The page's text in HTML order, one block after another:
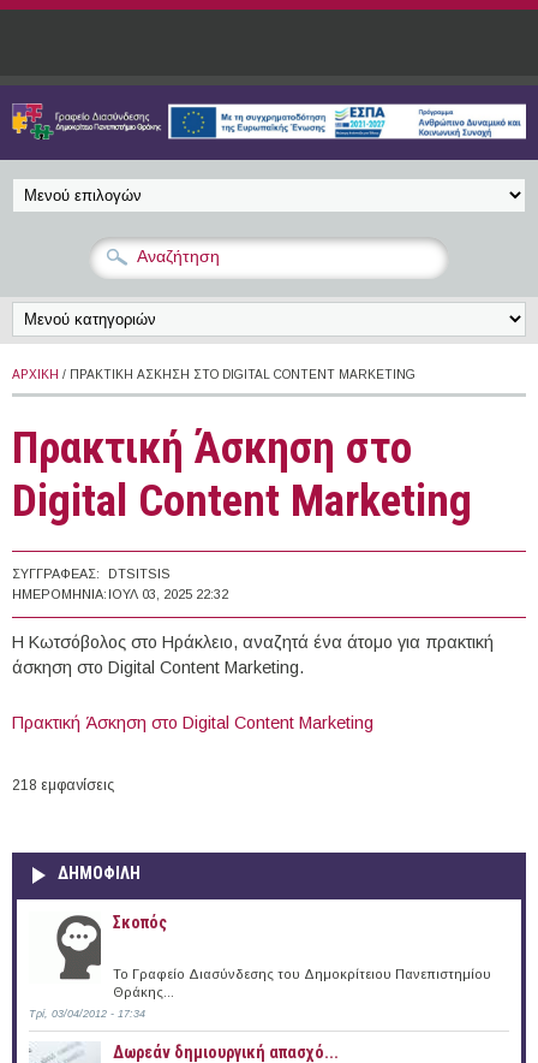
Παράκαμψη προς το κυρίως περιεχόμενο
ΑΡΧΙΚΉ / ΠΡΑΚΤΙΚΉ ΆΣΚΗΣΗ ΣΤΟ DIGITAL CONTENT MARKETING
Πρακτική Άσκηση στο
Digital Content Marketing
ΣΥΓΓΡΑΦΈΑΣ:
DTSITSIS
ΗΜΕΡΟΜΗΝΊΑ: ΙΟΥΛ 03, 2025 22:32
Η Κωτσόβολος στο Ηράκλειο, αναζητά ένα άτομο για πρακτική
άσκηση στο Digital Content Marketing.
Πρακτική Άσκηση στο Digital Content Marketing
218 εμφανίσεις
ΔΗΜΟΦΙΛΗ
Σκοπός
Το Γραφείο Διασύνδεσης του Δημοκρίτειου Πανεπιστημίου
Θράκης...
Τρί, 03/04/2012 - 17:34
Δωρεάν δημιουργική απασχό...